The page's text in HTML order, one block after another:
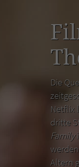
Die
Netflix
dritte
Family
Altern